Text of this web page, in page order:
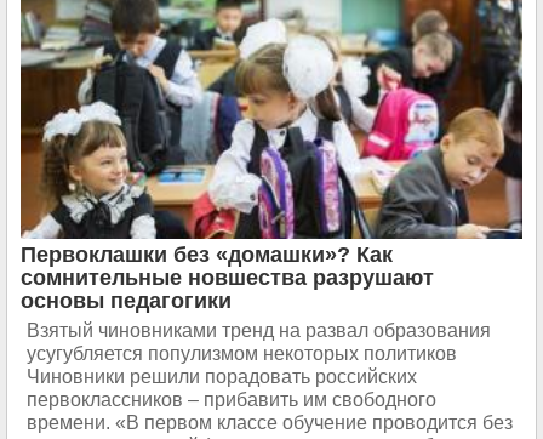
Первоклашки без «домашки»? Как
сомнительные новшества разрушают
основы педагогики
Взятый чиновниками тренд на развал образования
усугубляется популизмом некоторых политиков
Чиновники решили порадовать российских
первоклассников – прибавить им свободного
времени. «В первом классе обучение проводится без